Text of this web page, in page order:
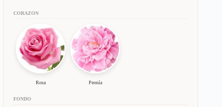
CORAZON
Rosa Peonía
FONDO